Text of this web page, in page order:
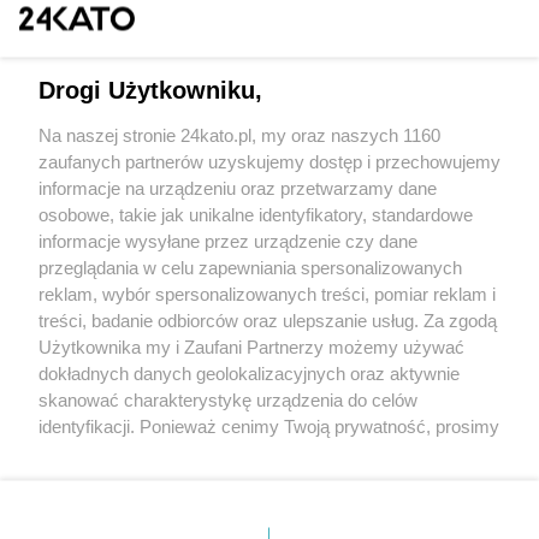
Wydawca mediów lokalnych
Nie zapomnij
zapoznać się z:
polityką prywatności regulamin korzystania z portali
Twojemiasto
Piekary Śląskie
Chorzów
Tarnowskie Góry
Skontaktuj sięz nami
Kontakt
Wydawca
Redakcja
Drogi Użytkowniku,
Na naszej stronie 24kato.pl, my oraz naszych 1160
zaufanych partnerów uzyskujemy dostęp i przechowujemy
informacje na urządzeniu oraz przetwarzamy dane
osobowe, takie jak unikalne identyfikatory, standardowe
informacje wysyłane przez urządzenie czy dane
przeglądania w celu zapewniania spersonalizowanych
reklam, wybór spersonalizowanych treści, pomiar reklam i
treści, badanie odbiorców oraz ulepszanie usług. Za zgodą
Użytkownika my i Zaufani Partnerzy możemy używać
dokładnych danych geolokalizacyjnych oraz aktywnie
skanować charakterystykę urządzenia do celów
identyfikacji. Ponieważ cenimy Twoją prywatność, prosimy
prywatności znajdujący się w lewym dolnym rogu strony